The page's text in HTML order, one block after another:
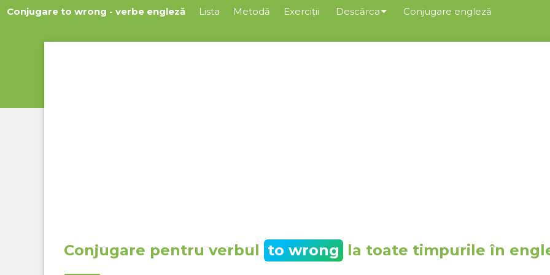
Conjugare to wrong - verbe engleză Lista Metodă Exerciții Descărca Conjugare engleză
Conjugare pentru verbul to wrong la toate timpurile în